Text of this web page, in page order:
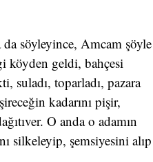
söyleyince, Amcam şöyle
köyden geldi, bahçesi
suladı, toparladı, pazara
kadarını pişir,
O anda o adamın
silkeleyip, şemsiyesini alıp